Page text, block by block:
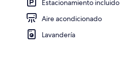
Habitación cuádruple clásica, vista
Estacionamiento incluido
Aire acondicionado
Lavandería